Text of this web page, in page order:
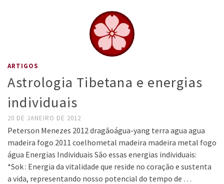
ARTIGOS
Astrologia Tibetana e energias
individuais
20 DE JANEIRO DE 2012
Peterson Menezes 2012 dragãoágua-yang terra agua agua
madeira fogo 2011 coelhometal madeira madeira metal fogo
água Energias Individuais São essas energias individuais:
*Sok : Energia da vitalidade que reside no coração e sustenta
a vida, representando nosso potencial do tempo de …